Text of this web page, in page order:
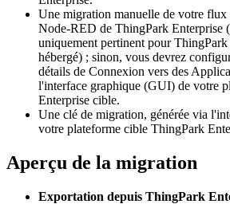
Une migration manuelle de votre
Node-RED de ThingPark Enterprise
uniquement pertinent pour
hébergé) ; sinon, vous devrez
détails de Connexion vers des
l'interface graphique (GUI) de votre
Enterprise cible.
Une clé de migration, générée via
votre plateforme cible ThingPark
Aperçu de la migration
Exportation depuis ThingPark